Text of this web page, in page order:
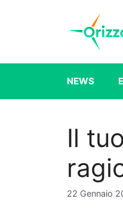
NEWS
Il
22 Gennaio